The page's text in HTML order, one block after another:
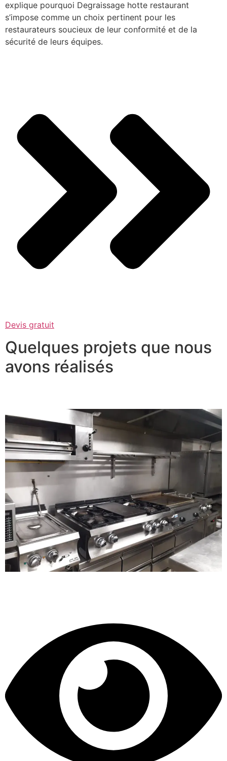
explique pourquoi Degraissage hotte restaurant
s’impose comme un choix pertinent pour les
restaurateurs soucieux de leur conformité et de la
sécurité de leurs équipes.
Devis gratuit
Quelques projets que nous
avons réalisés